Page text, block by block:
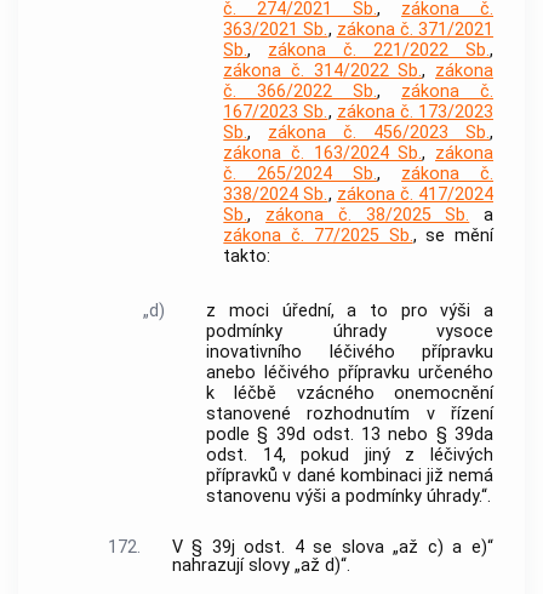
č. 274/2021 Sb., zákona č.
363/2021 Sb., zákona č. 371/2021
Sb., zákona č. 221/2022 Sb.,
zákona č. 314/2022 Sb., zákona
č. 366/2022 Sb., zákona č.
167/2023 Sb., zákona č. 173/2023
Sb., zákona č. 456/2023 Sb.,
zákona č. 163/2024 Sb., zákona
č. 265/2024 Sb., zákona č.
338/2024 Sb., zákona č. 417/2024
Sb., zákona č. 38/2025 Sb. a
zákona č. 77/2025 Sb., se mění
takto:
„d)
z moci úřední, a to pro výši a
podmínky úhrady vysoce
inovativního léčivého přípravku
anebo léčivého přípravku určeného
k léčbě vzácného onemocnění
stanovené rozhodnutím v řízení
podle § 39d odst. 13 nebo § 39da
odst. 14, pokud jiný z léčivých
přípravků v dané kombinaci již nemá
stanovenu výši a podmínky úhrady.“.
172.
V § 39j odst. 4 se slova „až c) a e)“
nahrazují slovy „až d)“.